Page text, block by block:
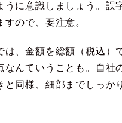
うに意識しましょう。誤
ので、要注意。
は、金額を総額（税込）
なんていうことも。自社
と同様、細部までしっか